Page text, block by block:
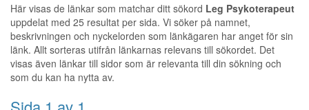
Här visas de länkar som matchar ditt sökord Leg Psykoterapeut
uppdelat med 25 resultat per sida. Vi söker på namnet,
beskrivningen och nyckelorden som länkägaren har anget för sin
länk. Allt sorteras utifrån länkarnas relevans till sökordet. Det
visas även länkar till sidor som är relevanta till din sökning och
som du kan ha nytta av.